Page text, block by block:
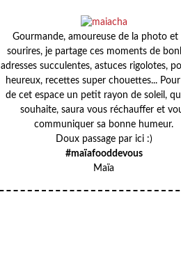
Gourmande, amoureuse de la photo et
sourires, je partage ces moments de
adresses succulentes, astuces rigolotes,
heureux, recettes super chouettes...
de cet espace un petit rayon de soleil,
souhaite, saura vous réchauffer et
communiquer sa bonne humeur.
Doux passage par ici :)
#maïafooddevous
Maïa